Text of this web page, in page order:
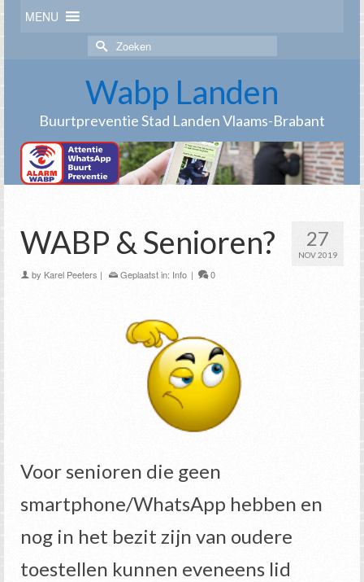
MENU
Zoek
naar:
Wabp Landen
Buurtpreventie Stad Landen Vlaams-Brabant
27
NOV 2019
WABP & Senioren?
by Karel Peeters | Geplaatst in: Info | 0
Voor senioren die geen
smartphone/WhatsApp hebben en
nog in het bezit zijn van oudere
toestellen kunnen eveneens lid